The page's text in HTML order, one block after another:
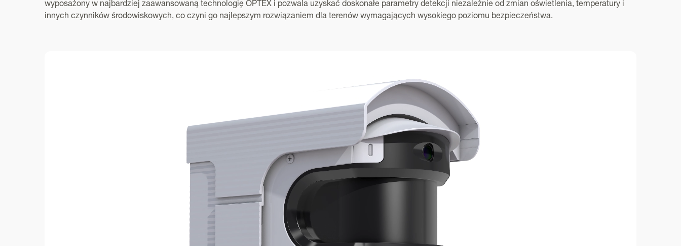
wyposażony w najbardziej zaawansowaną technologię OPTEX i pozwala uzyskać doskonałe parametry detekcji niezależnie od zmian oświetlenia, temperatury i
innych czynników środowiskowych, co czyni go najlepszym rozwiązaniem dla terenów wymagających wysokiego poziomu bezpieczeństwa.